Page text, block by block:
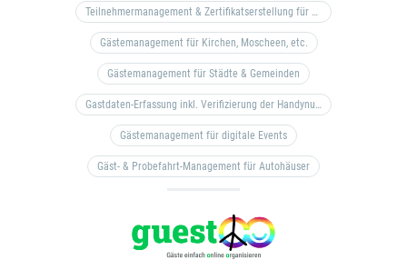
Teilnehmermanagement & Zertifikatserstellung für Bildungseinrichtungen, Coaches, etc.
Gästemanagement für Kirchen, Moscheen, etc.
Gästemanagement für Städte & Gemeinden
Gastdaten-Erfassung inkl. Verifizierung der Handynummer & Zuflussteuerung
Gästemanagement für digitale Events
Gäst- & Probefahrt-Management für Autohäuser